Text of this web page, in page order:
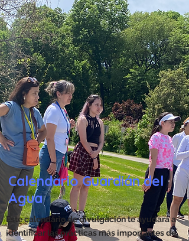
Calendario Guardián del
Agua
Este calendario de divulgación te ayudará a
identificar las prácticas más importantes de